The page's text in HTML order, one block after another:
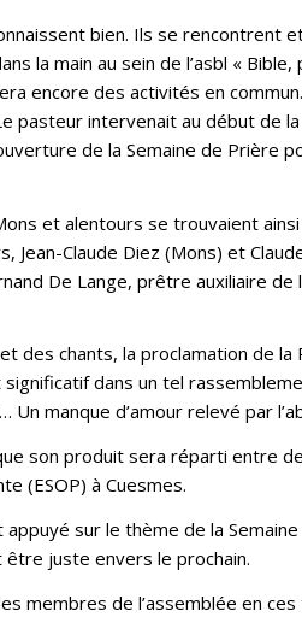
bien. Ils se rencontrent
la main au sein de l’asbl « Bible,
encore des activités en commun.
pasteur intervenait au début de
de la Semaine de Prière
et alentours se trouvaient
Claude Diez (Mons) et
De Lange, prêtre auxiliaire de
des chants, la proclamation de la
dans un tel
manque d’amour relevé par
son produit sera réparti entre
(ESOP) à Cuesmes.
sur le thème de la
être juste envers le prochain.
membres de l’assemblée en